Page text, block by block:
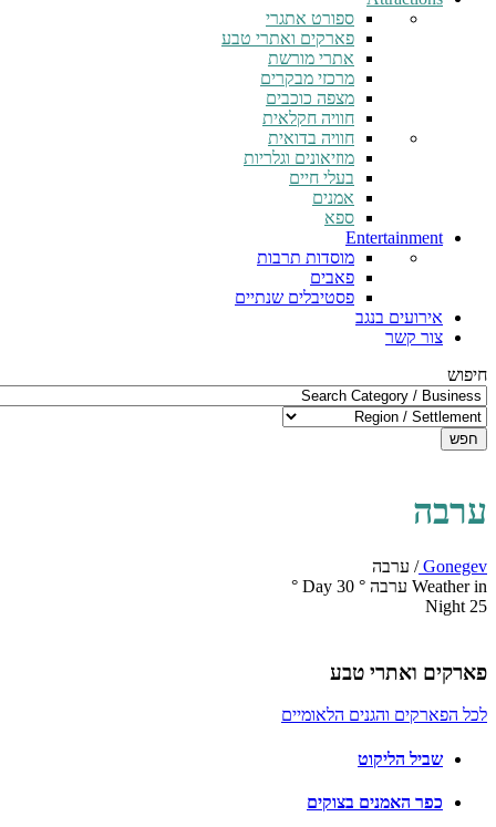
ספורט אתגרי
פארקים ואתרי טבע
אתרי מורשת
מרכזי מבקרים
מצפה כוכבים
חוויה חקלאית
חוויה בדואית
מוזיאונים וגלריות
בעלי חיים
אמנים
ספא
Entertainment
מוסדות תרבות
פאבים
פסטיבלים שנתיים
אירועים בנגב
צור קשר
חיפוש
חפש
ערבה
Gonegev
/ ערבה
Weather in ערבה
°
30
Day
°
25
Night
פארקים ואתרי טבע
לכל הפארקים והגנים הלאומיים
שביל הליקוט
כפר האמנים בצוקים